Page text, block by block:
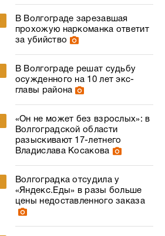
В Волгограде зарезавшая
прохожую наркоманка ответит
за убийство
В Волгограде решат судьбу
осужденного на 10 лет экс-
главы района
«Он не может без взрослых»: в
Волгоградской области
разыскивают 17-летнего
Владислава Косакова
Волгоградка отсудила у
«Яндекс.Еды» в разы больше
цены недоставленного заказа